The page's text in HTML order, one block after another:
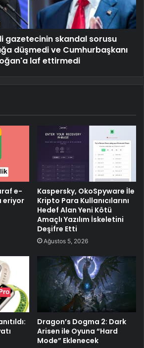
gazetecinin skandal sorusu
düşmedi ve Cumhurbaşkanı
laf ettirmedi
e-
eriyor
Kaspersky, OkoSpyware İle
Kripto Para Kullanıcılarını
Hedef Alan Yeni Kötü
Amaçlı Yazılım İskeletini
Deşifre Etti
Ağustos 5, 2026
Dragon’s Dogma 2: Dark
Arisen ile Oyuna “Hard
Mode” Eklenecek